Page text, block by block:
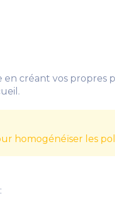
en créant vos propres
homogénéïser les